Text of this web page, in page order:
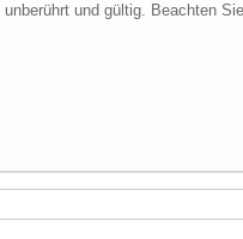
und gültig. Beachten